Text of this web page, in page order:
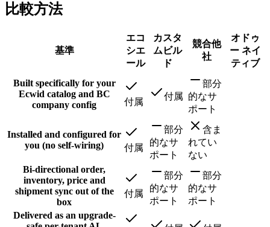
比較方法
基準
エコ
シエ
ール
カスタ
ムビル
ド
競合他
社
オドゥ
ー ネイ
ティブ
Built specifically for your
Ecwid catalog and BC
company config
付属
付属
部分
的なサ
ポート
Installed and configured for
you (no self-wiring)
付属
部分
的なサ
ポート
含ま
れてい
ない
Bi-directional order,
inventory, price and
shipment sync out of the
box
付属
部分
的なサ
ポート
部分
的なサ
ポート
Delivered as an upgrade-